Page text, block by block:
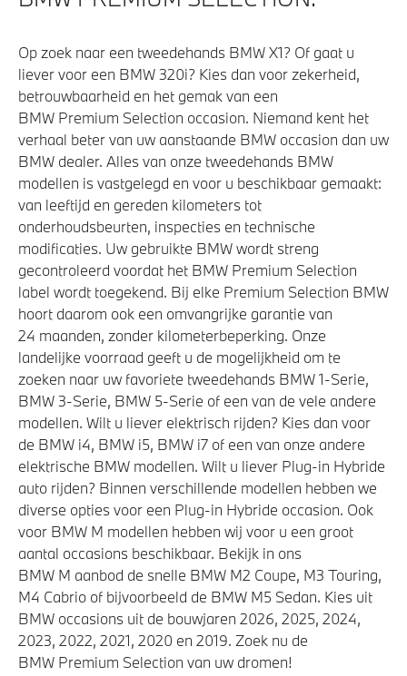
Aandrijving en onderstel
Kilometertacho
Laadkabel (Mode 3, 11kW)
Flexible Fast Charger 2.0 (Mode 2)
Adaptief M Onderstel Professional
M Sportdifferentieel
Elektronisch Sper Differentieel
Sportonderstel
Automatische 8-traps Steptronic sporttransmissie
Anti blokkeer systeem
Veiligheid
Akoestische waarschuwing voor voetgangers
Airbag bestuurder
Elektronisch Stabiliteits Programma
Op zoek naar een tweedehands BMW X1? Of gaat u
liever voor een BMW 320i? Kies dan voor zekerheid,
betrouwbaarheid en het gemak van een
BMW Premium Selection occasion. Niemand kent het
verhaal beter van uw aanstaande BMW occasion dan uw
BMW dealer. Alles van onze tweedehands BMW
modellen is vastgelegd en voor u beschikbaar gemaakt:
van leeftijd en gereden kilometers tot
onderhoudsbeurten, inspecties en technische
modificaties. Uw gebruikte BMW wordt streng
gecontroleerd voordat het BMW Premium Selection
label wordt toegekend. Bij elke Premium Selection BMW
hoort daarom ook een omvangrijke garantie van
24 maanden, zonder kilometerbeperking. Onze
landelijke voorraad geeft u de mogelijkheid om te
zoeken naar uw favoriete tweedehands BMW 1-Serie,
BMW 3-Serie, BMW 5-Serie of een van de vele andere
modellen. Wilt u liever elektrisch rijden? Kies dan voor
de BMW i4, BMW i5, BMW i7 of een van onze andere
elektrische BMW modellen. Wilt u liever Plug-in Hybride
auto rijden? Binnen verschillende modellen hebben we
diverse opties voor een Plug-in Hybride occasion. Ook
voor BMW M modellen hebben wij voor u een groot
aantal occasions beschikbaar. Bekijk in ons
BMW M aanbod de snelle BMW M2 Coupe, M3 Touring,
M4 Cabrio of bijvoorbeeld de BMW M5 Sedan. Kies uit
BMW occasions uit de bouwjaren 2026, 2025, 2024,
2023, 2022, 2021, 2020 en 2019. Zoek nu de
BMW Premium Selection van uw dromen!